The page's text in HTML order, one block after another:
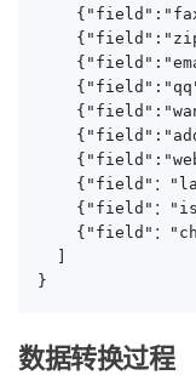
{"field"：
{"field"：
{"field"：
  ]
}
数据转换过程